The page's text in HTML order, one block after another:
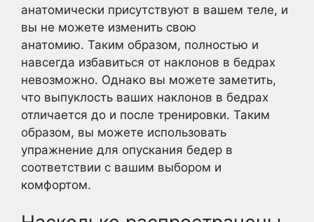
анатомически присутствуют в вашем теле, и
вы не можете изменить свою
анатомию. Таким образом, полностью и
навсегда избавиться от наклонов в бедрах
невозможно. Однако вы можете заметить,
что выпуклость ваших наклонов в бедрах
отличается до и после тренировки. Таким
образом, вы можете использовать
упражнение для опускания бедер в
соответствии с вашим выбором и
комфортом.